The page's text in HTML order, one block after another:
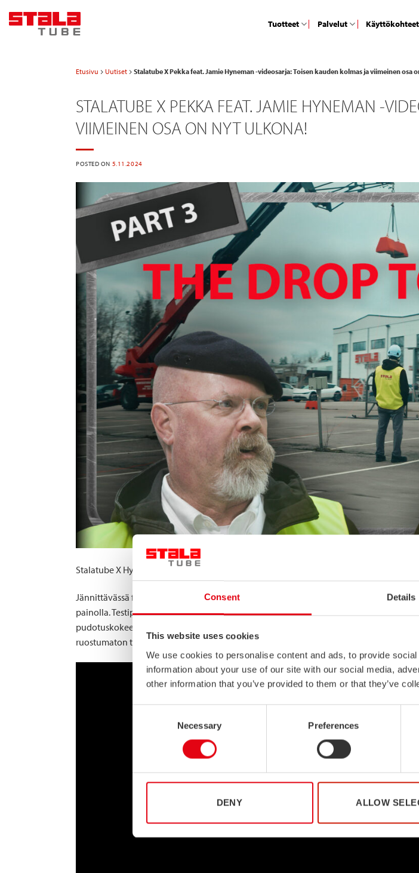
Consent Details
This website uses cookies
We use cookies to personalise content and ads, to provide
information about your use of our site with our social media,
other information that you’ve provided to them or that they’ve
Necessary Preferences
DENY ALLOW
Tuotteet Palvelut Käyttökohteet
Etusivu Uutiset Stalatube X Pekka feat. Jamie Hyneman -videosarja: Toisen kauden kolmas ja viimeinen osa
STALATUBE X PEKKA FEAT. JAMIE HYNEMAN -
VIIMEINEN OSA ON NYT ULKONA!
POSTED ON 5.11.2024
Stalatube X Hyneman -videosarjan toinen kausi on päättymässä ja viimeinen osa on
Jännittävässä finaaliosassa Pekka ja Jamie Hyneman vievät testauksensa uusiin
painolla. Testiputkina on sekä huoneenlämpöisiä että -196 asteeseen kylmennettyjä
pudotuskokeen Stalatuben tehtaan parkkipaikalla, kun he testaavat 600 kiloisen
ruostumaton teräs?